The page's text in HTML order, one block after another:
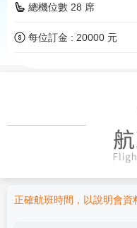
總機位數 28 席
每位訂金 : 20000 元
正確航班時間，以說明會資